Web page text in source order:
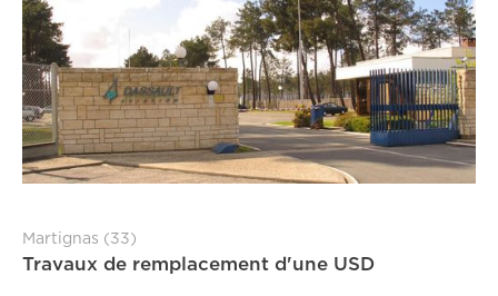
Martignas (33)
Travaux de remplacement d'une USD